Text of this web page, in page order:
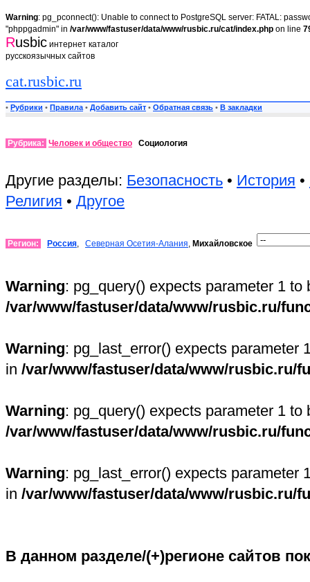
Warning: pg_pconnect(): Unable to connect to PostgreSQL server: FATAL:
"phppgadmin" in /var/www/fastuser/data/www/rusbic.ru/cat/index.php on line
Rusbic интернет каталог
русскоязычных сайтов
cat.rusbic.ru
• Рубрики • Правила • Добавить сайт • Обратная связь • В закладки
Рубрика: Человек и общество Социология
Другие разделы: Безопасность • История •
Религия • Другое
Регион: Россия, Северная Осетия-Алания, Михайловское
Warning: pg_query() expects parameter 1
/var/www/fastuser/data/www/rusbic.ru/
Warning: pg_last_error() expects parameter
in /var/www/fastuser/data/www/rusbic.ru/
Warning: pg_query() expects parameter 1
/var/www/fastuser/data/www/rusbic.ru/
Warning: pg_last_error() expects parameter
in /var/www/fastuser/data/www/rusbic.ru/
В данном разделе/(+)регионе сайтов